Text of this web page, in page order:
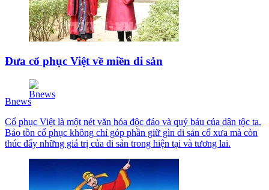
Đưa cổ phục Việt về miền di sản
Bnews
Cổ phục Việt là một nét văn hóa độc đáo và quý báu của dân tộc ta.
Bảo tồn cổ phục không chỉ góp phần giữ gìn di sản cổ xưa mà còn
thúc đẩy những giá trị của di sản trong hiện tại và tương lai.